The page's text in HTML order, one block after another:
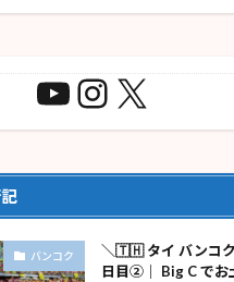
バンコク
＼🇹🇭 タイ バンコ
日目②｜ Big C でお